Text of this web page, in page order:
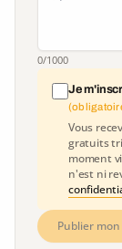
0/1000
Je
Vous
gratuits
moment
n'est ni
Publier